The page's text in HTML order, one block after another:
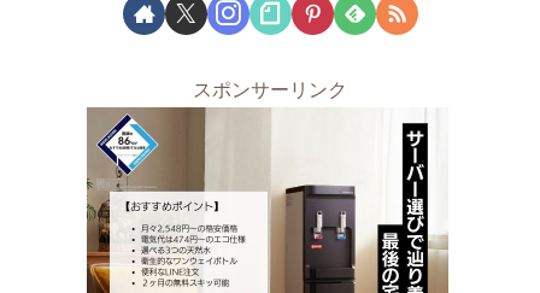
スポンサーリンク